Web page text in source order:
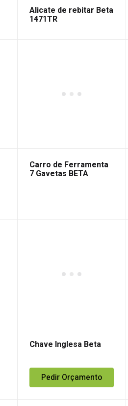
Alicate de rebitar Beta
1471TR
Carro de Ferramenta
7 Gavetas BETA
Chave Inglesa Beta
Pedir Orçamento